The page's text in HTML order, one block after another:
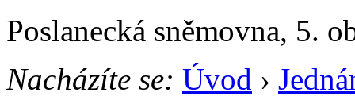
Poslanecká sněmovna, 5.
Nacházíte se: Úvod ›